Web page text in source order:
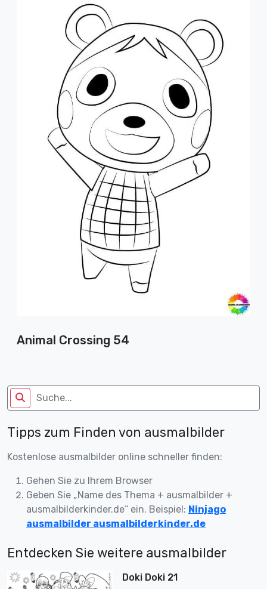
Animal Crossing 54
Tipps zum Finden von ausmalbilder
Kostenlose ausmalbilder online schneller finden:
Gehen Sie zu Ihrem Browser
Geben Sie „Name des Thema + ausmalbilder +
ausmalbilderkinder.de“ ein. Beispiel: Ninjago
ausmalbilder ausmalbilderkinder.de
Entdecken Sie weitere ausmalbilder
Doki Doki 21